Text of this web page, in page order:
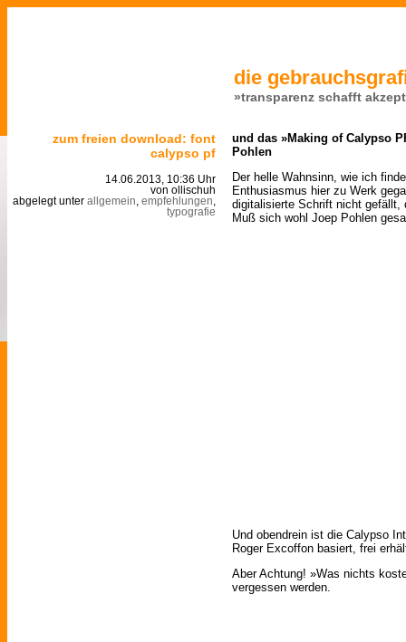
die
»transparenz schafft
zum freien download: font
calypso pf
14.06.2013, 10:36 Uhr
von ollischuh
abgelegt unter allgemein empfehlungen
typografie
und das »Making of Calypso
Pohlen
Der helle Wahnsinn, wie ich
Enthusiasmus hier zu Werk
digitalisierte Schrift nicht gefällt,
Muß sich wohl Joep Pohlen
Und obendrein ist die Calypso
Roger Excoffon basiert, frei
Aber Achtung! »Was nichts
vergessen werden.